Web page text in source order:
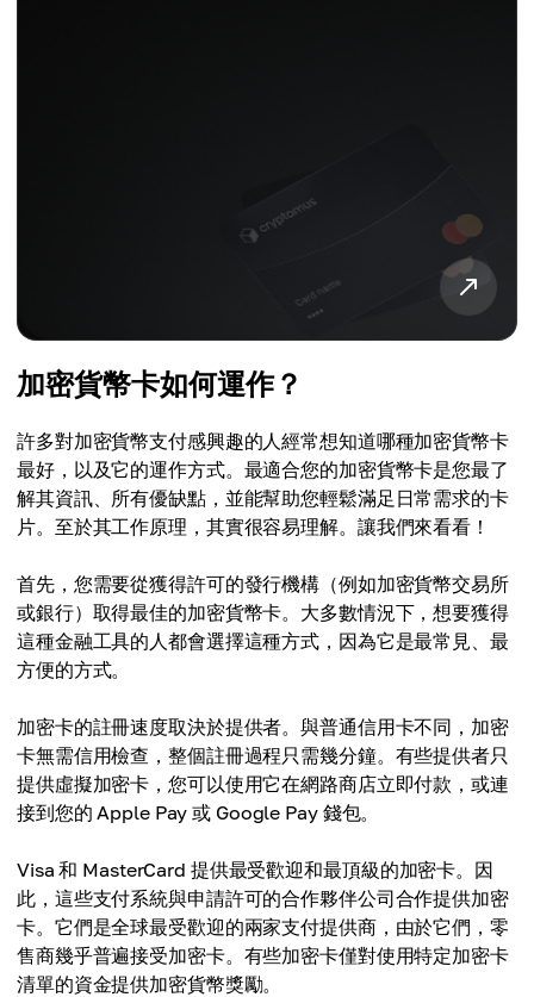
加密貨幣卡如何運作？
許多對加密貨幣支付感興趣的人經常想知道哪種加密貨幣卡
最好，以及它的運作方式。最適合您的加密貨幣卡是您最了
解其資訊、所有優缺點，並能幫助您輕鬆滿足日常需求的卡
片。至於其工作原理，其實很容易理解。讓我們來看看！
首先，您需要從獲得許可的發行機構（例如加密貨幣交易所
或銀行）取得最佳的加密貨幣卡。大多數情況下，想要獲得
這種金融工具的人都會選擇這種方式，因為它是最常見、最
方便的方式。
加密卡的註冊速度取決於提供者。與普通信用卡不同，加密
卡無需信用檢查，整個註冊過程只需幾分鐘。有些提供者只
提供虛擬加密卡，您可以使用它在網路商店立即付款，或連
接到您的 Apple Pay 或 Google Pay 錢包。
Visa 和 MasterCard 提供最受歡迎和最頂級的加密卡。因
此，這些支付系統與申請許可的合作夥伴公司合作提供加密
卡。它們是全球最受歡迎的兩家支付提供商，由於它們，零
售商幾乎普遍接受加密卡。有些加密卡僅對使用特定加密卡
清單的資金提供加密貨幣獎勵。